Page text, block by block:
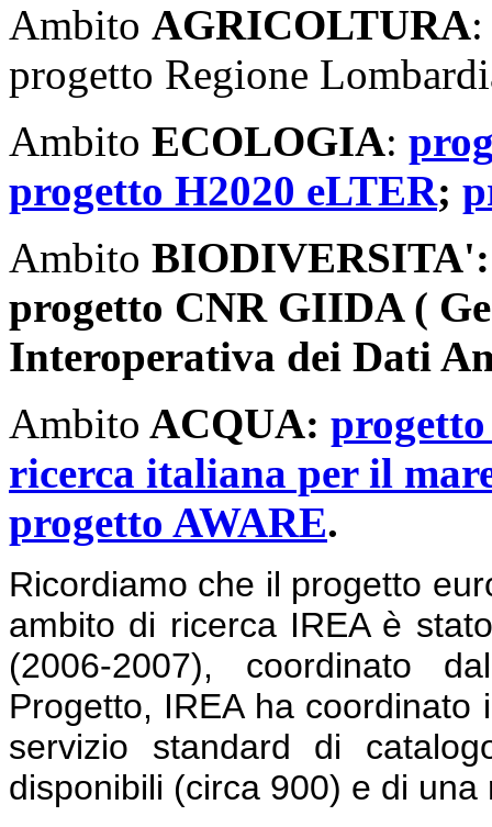
Ambito AGRICOLTURA
progetto Regione
Ambito ECOLOGIA:
progetto H2020 eLTER;
Ambito BIODIVERSITA':
progetto CNR GIIDA (
Interoperativa dei Dati
Ambito ACQUA:
ricerca italiana per il
progetto AWARE.
Ricordiamo che il progetto
ambito di ricerca IREA è
(2006-2007), coordinato
Progetto, IREA ha
servizio standard di
disponibili (circa 900) e di